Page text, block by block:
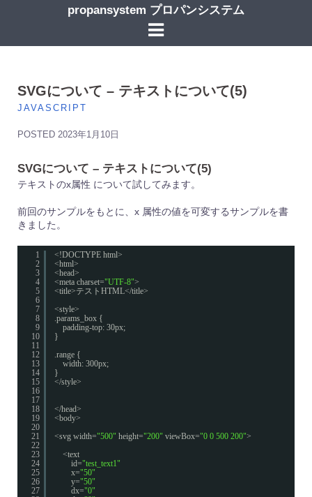
ン
propansystem プロパンシステム
SVGについて – テキストについて(5)
JAVASCRIPT
POSTED 2023年1月10日
SVGについて – テキストについて(5)
テキストのx属性 について試してみます。
前回のサンプルをもとに、x 属性の値を可変するサンプルを書
きました。
1
2
3
4
5
6
7
8
9
10
11
12
13
14
15
16
17
18
19
20
21
22
23
24
25
26
27
<!DOCTYPE html>
<html>
<head>
<meta charset="UTF-8">
<title>テストHTML</title>
<style>
.params_box {
padding-top: 30px;
}
.range {
width: 300px;
}
</style>
</head>
<body>
<svg width="500" height="200" viewBox="0 0 500 200">
<text
id="test_text1"
x="50"
y="50"
dx="0"